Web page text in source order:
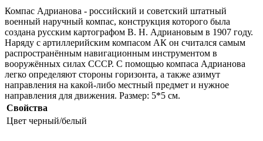
Компас Адрианова - российский и советский штатный
военный наручный компас, конструкция которого была
создана русским картографом В. Н. Адриановым в 1907 году.
Наряду с артиллерийским компасом АК он считался самым
распространённым навигационным инструментом в
вооружённых силах СССР. С помощью компаса Адрианова
легко определяют стороны горизонта, а также азимут
направления на какой-либо местный предмет и нужное
направления для движения. Размер: 5*5 см.
Свойства
Цвет черный/белый